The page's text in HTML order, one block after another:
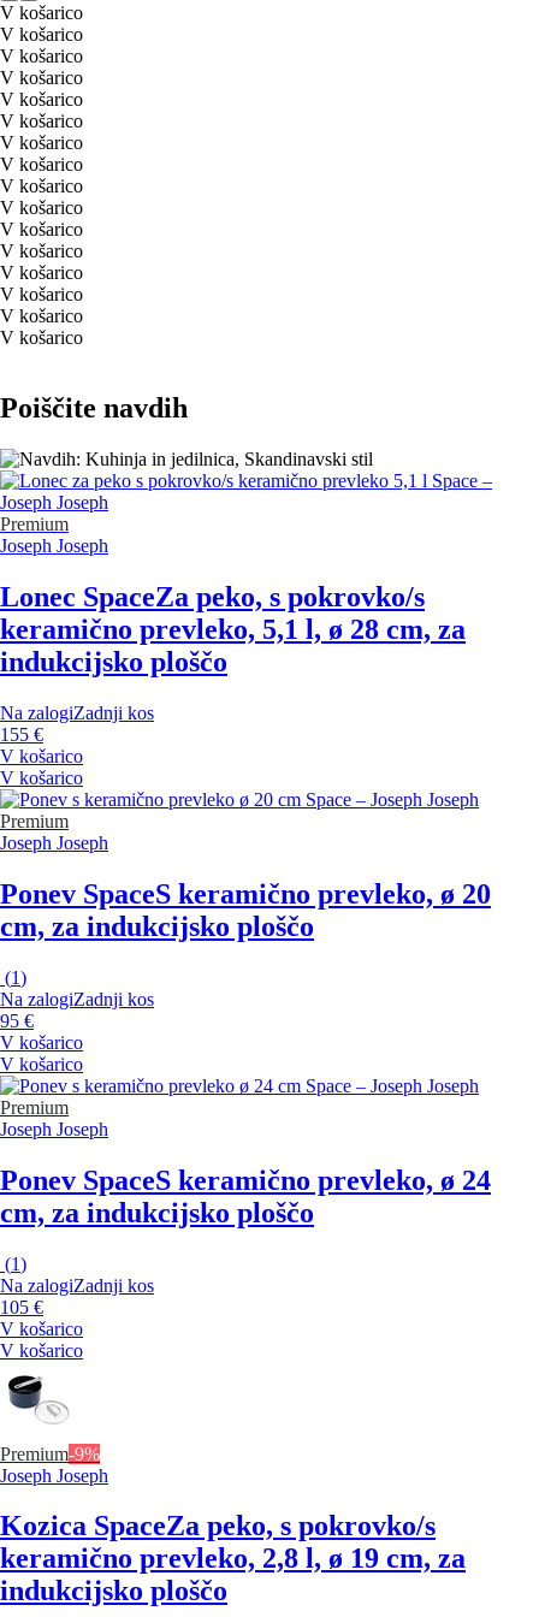
V košarico
V košarico
V košarico
V košarico
V košarico
V košarico
V košarico
V košarico
V košarico
V košarico
V košarico
V košarico
V košarico
V košarico
V košarico
V košarico
Poiščite navdih
Premium
Joseph Joseph
Lonec SpaceZa peko, s pokrovko/s
keramično prevleko, 5,1 l, ø 28 cm, za
indukcijsko ploščo
Na zalogiZadnji kos
155 €
V košarico
V košarico
Premium
Joseph Joseph
Ponev SpaceS keramično prevleko, ø 20
cm, za indukcijsko ploščo
(1)
Na zalogiZadnji kos
95 €
V košarico
V košarico
Premium
Joseph Joseph
Ponev SpaceS keramično prevleko, ø 24
cm, za indukcijsko ploščo
(1)
Na zalogiZadnji kos
105 €
V košarico
V košarico
Premium-9%
Joseph Joseph
Kozica SpaceZa peko, s pokrovko/s
keramično prevleko, 2,8 l, ø 19 cm, za
indukcijsko ploščo